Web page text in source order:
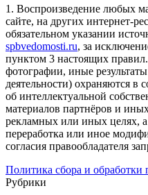
1. Воспроизведение любых
сайте, на других интернет-
обязательном указании
spbvedomosti.ru, за
пунктом 3 настоящих правил.
фотографии, иные
деятельности) охраняются в
об интеллектуальной
материалов партнёров и
рекламных или иных целях,
переработка или иное
согласия правообладателя
Политика сбора и
Рубрики